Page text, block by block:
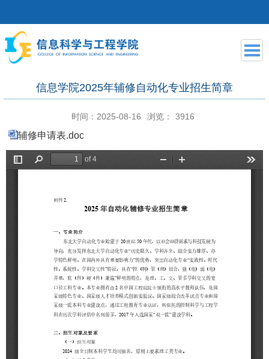
信息学院2025年辅修自动化专业招生简章
时间：2025-08-16 浏览： 3916
辅修申请表.doc